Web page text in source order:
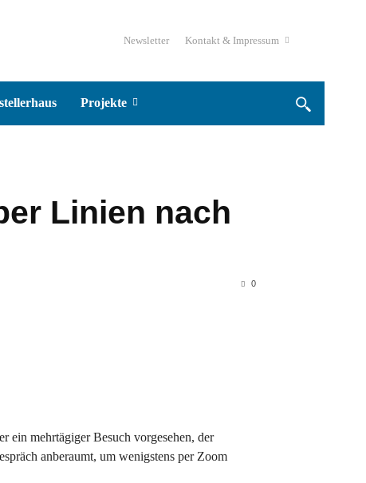
Newsletter Kontakt & Impressum
Projekte
Linien nach
0
ein mehrtägiger Besuch vorgesehen, der
anberaumt, um wenigstens per Zoom